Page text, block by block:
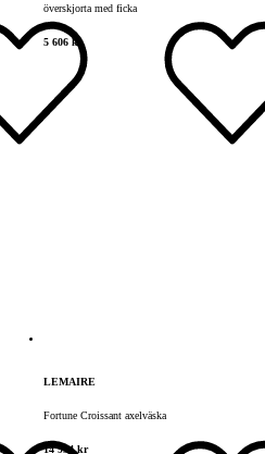
överskjorta med ficka
5 606 kr
LEMAIRE
Fortune Croissant axelväska
14 954 kr